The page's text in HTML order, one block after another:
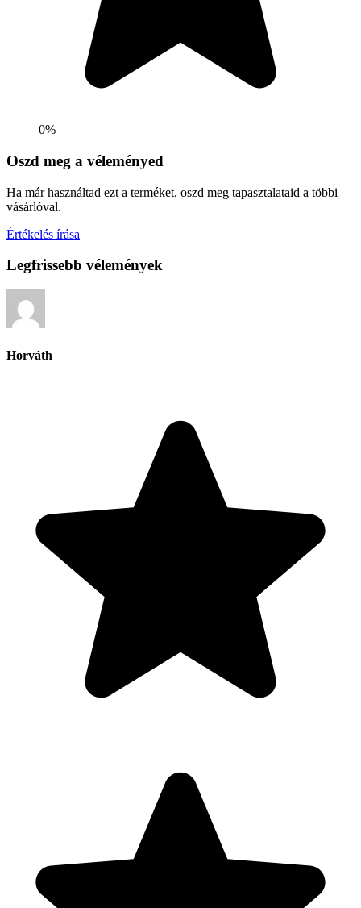
0%
Oszd meg a véleményed
Ha már használtad ezt a terméket, oszd meg tapasztalataid a többi
vásárlóval.
Értékelés írása
Legfrissebb vélemények
Horváth